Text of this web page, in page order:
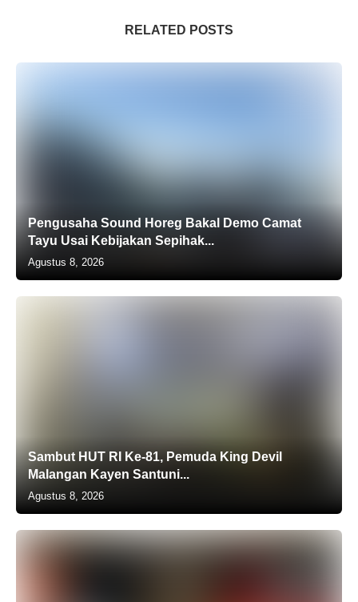
RELATED POSTS
Pengusaha Sound Horeg Bakal Demo Camat
Tayu Usai Kebijakan Sepihak...
Agustus 8, 2026
Sambut HUT RI Ke-81, Pemuda King Devil
Malangan Kayen Santuni...
Agustus 8, 2026